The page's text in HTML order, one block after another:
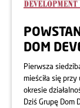
DOM
Pierwsza
mieściła się
okresie
Dziś Grupę